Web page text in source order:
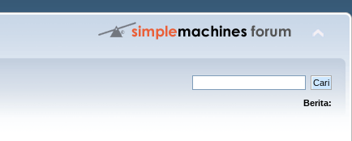
Berita: